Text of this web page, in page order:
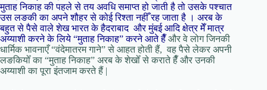
मुताह निकाह की पहले से तय अवधि समाप्त हो जाती है तो उसके पश्चात
उस लङकी का अपने शौहर से कोई रिश्ता नहीँ रह जाता है । अरब के
बहुत से पैसे वाले शेख भारत के हैदराबाद और मुंबई आदि क्षेत्र मेँ मात्र
अय्याशी करने के लिये “मुताह निकाह” करने आते हैँऔर वे लोग जिनकी
धार्मिक भावनाएँ “वंदेमातरम गाने” से आहत होती हैं, वह पैसे लेकर अपनी
लङकियोँ का “मुताह निकाह” अरब के शेखोँ से कराते हैँ और उनकी
अय्याशी का पूरा इंतजाम करते हैं |